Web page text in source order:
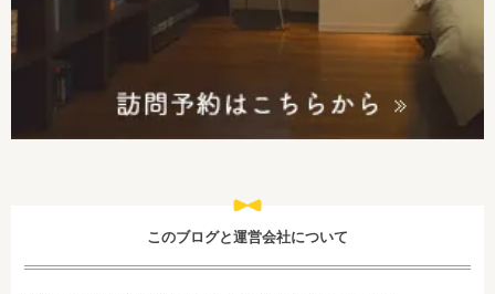
このブログと運営会社について